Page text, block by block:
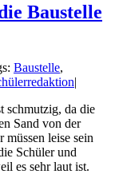
Baustelle
Baustelle,
|
schmutzig, da die
Sand von der
leise sein
Schüler und
es sehr laut ist.